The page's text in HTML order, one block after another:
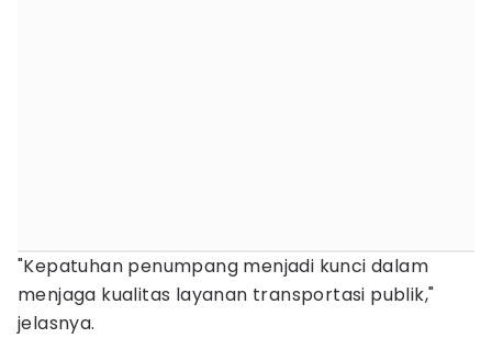
"Kepatuhan penumpang menjadi kunci dalam
menjaga kualitas layanan transportasi publik,"
jelasnya.